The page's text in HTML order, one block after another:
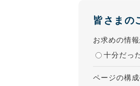
皆さまの
お求めの情
十分だっ
ページの構